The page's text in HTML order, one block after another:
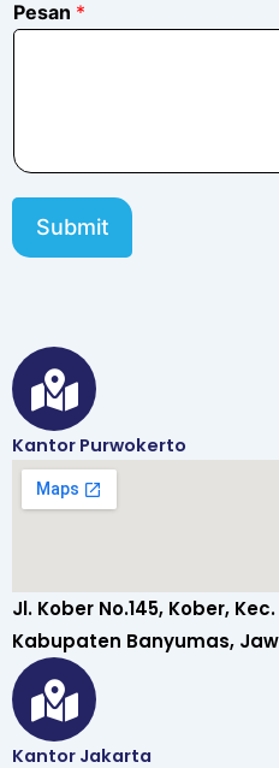
Pesan *
Submit
Kantor Purwokerto
Jl. Kober No.145, Kober,
Kabupaten Banyumas,
Kantor Jakarta